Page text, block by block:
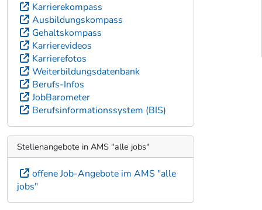
Karrierekompass
Ausbildungskompass
Gehaltskompass
Karrierevideos
Karrierefotos
Weiterbildungsdatenbank
Berufs-Infos
JobBarometer
Berufsinformationssystem (BIS)
Stellenangebote in AMS "alle jobs"
offene Job-Angebote im AMS "alle
jobs"